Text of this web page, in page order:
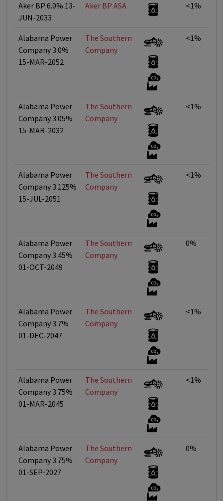
Aker BP 6.0% 13-
JUN-2033
Aker BP ASA <1%
Alabama Power
Company 3.0%
15-MAR-2052
The Southern
Company
<1%
Alabama Power
Company 3.05%
15-MAR-2032
The Southern
Company
<1%
Alabama Power
Company 3.125%
15-JUL-2051
The Southern
Company
<1%
Alabama Power
Company 3.45%
01-OCT-2049
The Southern
Company
0%
Alabama Power
Company 3.7%
01-DEC-2047
The Southern
Company
<1%
Alabama Power
Company 3.75%
01-MAR-2045
The Southern
Company
<1%
Alabama Power
Company 3.75%
01-SEP-2027
The Southern
Company
0%